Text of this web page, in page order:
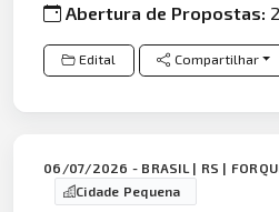
Abertura de Propostas:
Edital Compartilhar
06/07/2026 - BRASIL | RS |
Cidade Pequena